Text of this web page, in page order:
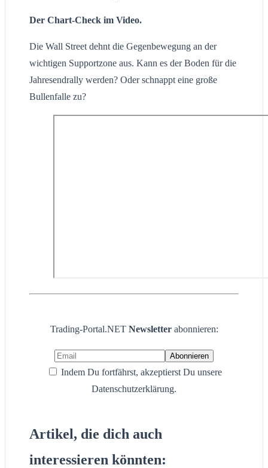
Der Chart-Check im Video.
Die Wall Street dehnt die Gegenbewegung an der
wichtigen Supportzone aus. Kann es der Boden für die
Jahresendrally werden? Oder schnappt eine große
Bullenfalle zu?
Trading-Portal.NET Newsletter abonnieren:
Indem Du fortfährst, akzeptierst Du unsere
Datenschutzerklärung.
Artikel, die dich auch
interessieren könnten: